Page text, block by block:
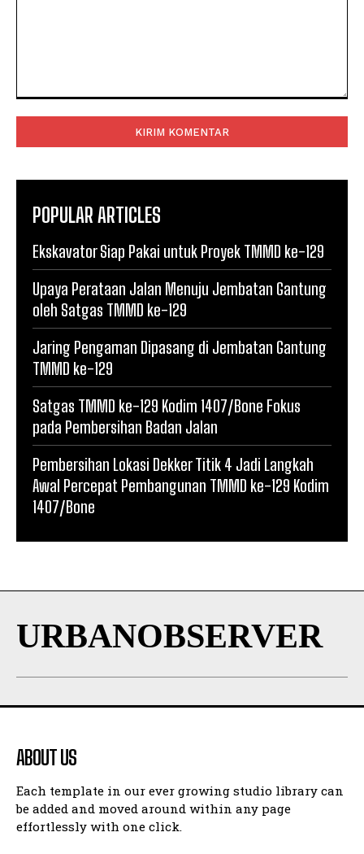
POPULAR ARTICLES
Ekskavator Siap Pakai untuk Proyek TMMD ke-129
Upaya Perataan Jalan Menuju Jembatan Gantung
oleh Satgas TMMD ke-129
Jaring Pengaman Dipasang di Jembatan Gantung
TMMD ke-129
Satgas TMMD ke-129 Kodim 1407/Bone Fokus
pada Pembersihan Badan Jalan
Pembersihan Lokasi Dekker Titik 4 Jadi Langkah
Awal Percepat Pembangunan TMMD ke-129 Kodim
1407/Bone
URBANOBSERVER
ABOUT US
Each template in our ever growing studio library can
be added and moved around within any page
effortlessly with one click.